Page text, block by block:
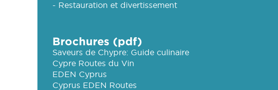
- Restauration et divertissement
Brochures (pdf)
Saveurs de Chypre: Guide culinaire
Cypre Routes du Vin
EDEN Cyprus
Cyprus EDEN Routes